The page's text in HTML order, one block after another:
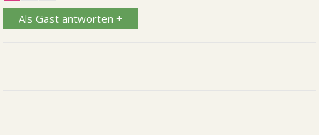
Als Gast antworten +